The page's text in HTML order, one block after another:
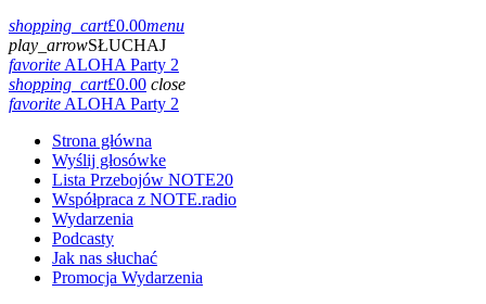
shopping_cart£0.00menu
play_arrowSŁUCHAJ
favoriteALOHA Party 2
shopping_cart£0.00 close
favoriteALOHA Party 2
Strona główna
Wyślij głosówke
Lista Przebojów NOTE20
Współpraca z NOTE.radio
Wydarzenia
Podcasty
Jak nas słuchać
Promocja Wydarzenia